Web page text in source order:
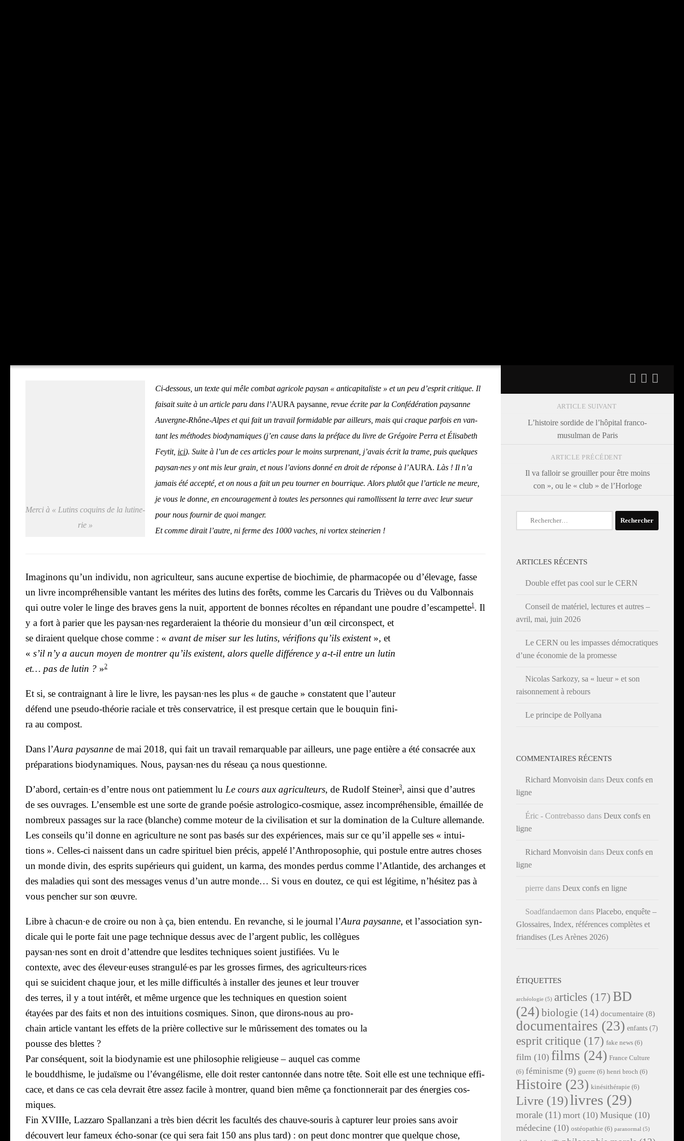
Mer­ci à « Lutins coquins de la luti­ne­
rie »
Ci-des­sous, un texte qui mêle com­bat agri­cole pay­san « anti­ca­pi­ta­liste » et un peu d’es­prit cri­tique. Il
fai­sait suite à un article paru dans l’AURA pay­sanne , revue écrite par la Confé­dé­ra­tion pay­sanne
Auvergne-Rhône-Alpes et qui fait un tra­vail for­mi­dable par ailleurs, mais qui craque par­fois en van­
tant les méthodes bio­dy­na­miques (j’en cause dans la pré­face du livre de Gré­goire Per­ra et Éli­sa­beth
Fey­tit, ici). Suite à l’un de ces articles pour le moins sur­pre­nant, j’a­vais écrit la trame, puis quelques
paysan·nes y ont mis leur grain, et nous l’a­vions don­né en droit de réponse à l’AURA. Làs ! Il n’a
jamais été accep­té, et on nous a fait un peu tour­ner en bour­rique. Alors plu­tôt que l’ar­ticle ne meure,
je vous le donne, en encou­ra­ge­ment à toutes les per­sonnes qui ramol­lissent la terre avec leur sueur
pour nous four­nir de quoi man­ger.
Et comme dirait l’autre, ni ferme des 1000 vaches, ni vor­tex stei­ne­rien !
Ima­gi­nons qu’un indi­vi­du, non agri­cul­teur, sans aucune exper­tise de bio­chi­mie, de phar­ma­co­pée ou d’élevage, fasse
un livre incom­pré­hen­sible van­tant les mérites des lutins des forêts, comme les Car­ca­ris du Trièves ou du Val­bon­nais
qui outre voler le linge des braves gens la nuit, apportent de bonnes récoltes en répan­dant une poudre d’escampette1 . Il
y a fort à parier que les paysan·nes regar­de­raient la théo­rie du mon­sieur d’un œil cir­cons­pect, et
se diraient quelque chose comme : « avant de miser sur les lutins, véri­fions qu’ils existent», et
« s’il n’y a aucun moyen de mon­trer qu’ils existent, alors quelle dif­fé­rence y a‑t-il entre un lutin
et… pas de lutin ? »2
Et si, se contrai­gnant à lire le livre, les paysan·nes les plus « de gauche » constatent que l’auteur
défend une pseu­do-théo­rie raciale et très conser­va­trice, il est presque cer­tain que le bou­quin fini­
ra au com­post.
Dans l’Aura pay­sanne de mai 2018, qui fait un tra­vail remar­quable par ailleurs, une page entière a été consa­crée aux
pré­pa­ra­tions bio­dy­na­miques. Nous, paysan·nes du réseau ça nous ques­tionne.
D’abord, certain·es d’entre nous ont patiem­ment lu Le cours aux agri­cul­teurs, de Rudolf Stei­ner3, ain­si que d’autres
de ses ouvrages. L’ensemble est une sorte de grande poé­sie astro­lo­gi­co-cos­mique, assez incom­pré­hen­sible, émaillée de
nom­breux pas­sages sur la race (blanche) comme moteur de la civi­li­sa­tion et sur la domi­na­tion de la Culture alle­mande.
Les conseils qu’il donne en agri­cul­ture ne sont pas basés sur des expé­riences, mais sur ce qu’il appelle ses « intui­
tions ». Celles-ci naissent dans un cadre spi­ri­tuel bien pré­cis, appe­lé l’Anthroposophie, qui pos­tule entre autres choses
un monde divin, des esprits supé­rieurs qui guident, un kar­ma, des mondes per­dus comme l’Atlantide, des archanges et
des mala­dies qui sont des mes­sages venus d’un autre monde… Si vous en dou­tez, ce qui est légi­time, n’hésitez pas à
vous pen­cher sur son œuvre.
Libre à chacun·e de croire ou non à ça, bien enten­du. En revanche, si le jour­nal l’Aura pay­sanne, et l’as­so­cia­tion syn­
di­cale qui le porte fait une page tech­nique des­sus avec de l’argent public, les col­lègues
paysan·nes sont en droit d’attendre que les­dites tech­niques soient jus­ti­fiées. Vu le
contexte, avec des éleveur·euses strangulé·es par les grosses firmes, des agriculteurs·rices
qui se sui­cident chaque jour, et les mille dif­fi­cul­tés à ins­tal­ler des jeunes et leur trou­ver
des terres, il y a tout inté­rêt, et même urgence que les tech­niques en ques­tion soient
étayées par des faits et non des intui­tions cos­miques. Sinon, que dirons-nous au pro­
chain article van­tant les effets de la prière col­lec­tive sur le mûris­se­ment des tomates ou la
pousse des blettes ?
Par consé­quent, soit la bio­dy­na­mie est une phi­lo­so­phie reli­gieuse – auquel cas comme
le boud­dhisme, le judaïsme ou l’évangélisme, elle doit res­ter can­ton­née dans notre tête. Soit elle est une tech­nique effi­
cace, et dans ce cas cela devrait être assez facile à mon­trer, quand bien même ça fonc­tion­ne­rait par des éner­gies cos­
miques.
Fin XVIIIe, Laz­za­ro Spal­lan­za­ni a très bien décrit les facul­tés des chauve-sou­ris à cap­tu­rer leur proies sans avoir
décou­vert leur fameux écho-sonar (ce qui sera fait 150 ans plus tard) : on peut donc mon­trer que quelque chose,
ARTICLE SUIVANT
L’histoire sordide de l’hôpital franco-
musulman de Paris
ARTICLE PRÉCÉDENT
Il va falloir se grouiller pour être moins
con », ou le « club » de l’Horloge
Rechercher :
ARTICLES RÉCENTS
Double effet pas cool sur le CERN
Conseil de matériel, lectures et autres –
avril, mai, juin 2026
Le CERN ou les impasses démocratiques
d’une économie de la promesse
Nicolas Sarkozy, sa « lueur » et son
raisonnement à rebours
Le principe de Pollyana
COMMENTAIRES RÉCENTS
Richard Monvoisin dans Deux confs en
ligne
Éric - Contrebasso dans Deux confs en
ligne
Richard Monvoisin dans Deux confs en
ligne
pierre dans Deux confs en ligne
Soadfandaemon dans Placebo, enquête –
Glossaires, Index, références complètes et
friandises (Les Arènes 2026)
ÉTIQUETTES
archéologie (5) articles (17) BD
(24) biologie (14) documentaire (8)
documentaires (23) enfants (7)
esprit critique (17) fake news (6)
film (10) films (24) France Culture
(6) féminisme (9) guerre (6) henri broch (6)
Histoire (23) kinésithérapie (6)
Livre (19)livres (29)
morale (11) mort (10) Musique (10)
médecine (10) ostéopathie (6) paranormal (5)